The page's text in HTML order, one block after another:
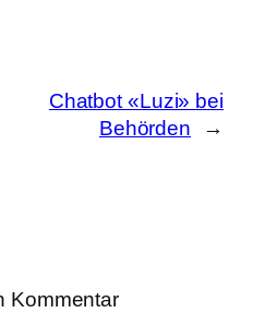
Chatbot «Luzi» bei
Behörden
→
Kommentar